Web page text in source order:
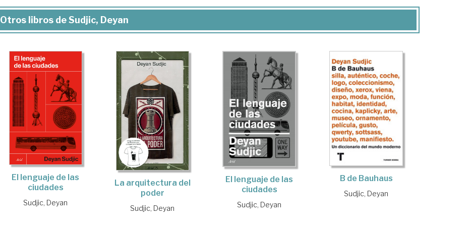
Otros libros de Sudjic, Deyan
El lenguaje de las
ciudades
Sudjic, Deyan
La arquitectura del
poder
Sudjic, Deyan
El lenguaje de las
ciudades
Sudjic, Deyan
B de Bauhaus
Sudjic, Deyan